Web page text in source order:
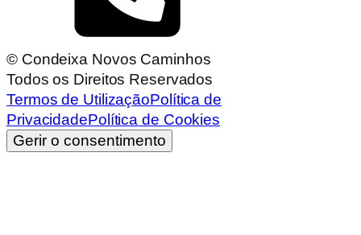
© Condeixa Novos Caminhos
Todos os Direitos Reservados
Termos de UtilizaçãoPolítica de
PrivacidadePolítica de Cookies
Gerir o consentimento